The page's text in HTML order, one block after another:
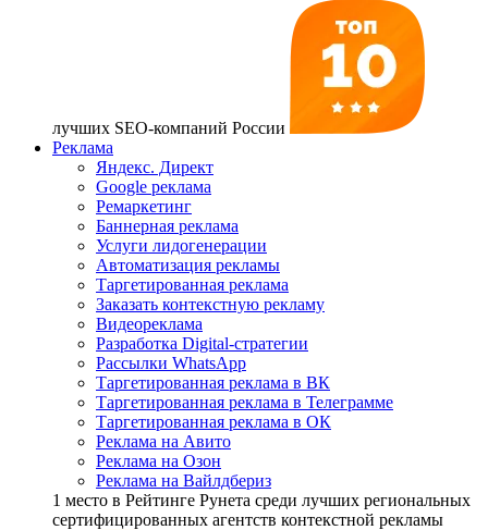
лучших SEO-компаний России
Реклама
Яндекс. Директ
Google реклама
Ремаркетинг
Баннерная реклама
Услуги лидогенерации
Автоматизация рекламы
Таргетированная реклама
Заказать контекстную рекламу
Видеореклама
Разработка Digital-стратегии
Рассылки WhatsApp
Таргетированная реклама в ВК
Таргетированная реклама в Телеграмме
Таргетированная реклама в ОК
Реклама на Авито
Реклама на Озон
Реклама на Вайлдбериз
1 место в Рейтинге Рунета cреди лучших региональных
сертифицированных агентств контекстной рекламы